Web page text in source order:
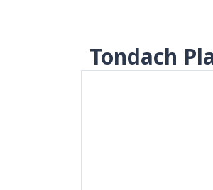
Tondach